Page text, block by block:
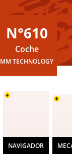
N°610
Coche
MM TECHNOLOGY
NAVIGADOR
+ +